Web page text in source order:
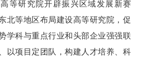
高等研究院开辟振兴区域发展新赛
北等地区布局建设高等研究院，促
学科与重点行业和头部企业强强联
以项目定团队，构建人才培养、科